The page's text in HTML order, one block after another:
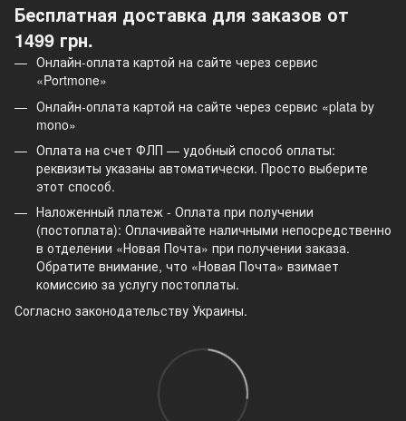
Бесплатная доставка для заказов от
1499 грн.
Онлайн-оплата картой на сайте через сервис
«Portmone»
Онлайн-оплата картой на сайте через сервис «plata by
mono»
Оплата на счет ФЛП — удобный способ оплаты:
реквизиты указаны автоматически. Просто выберите
этот способ.
Наложенный платеж - Оплата при получении
(постоплата): Оплачивайте наличными непосредственно
в отделении «Новая Почта» при получении заказа.
Обратите внимание, что «Новая Почта» взимает
комиссию за услугу постоплаты.
Согласно законодательству Украины.